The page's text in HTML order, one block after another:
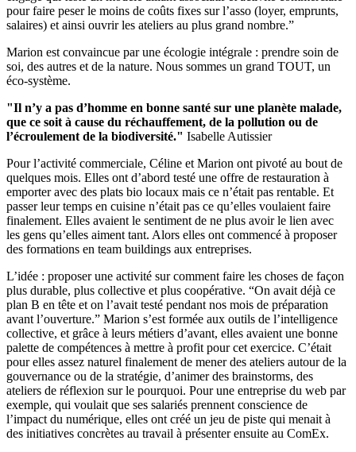
pour faire peser le moins de coûts fixes sur l’asso (loyer, emprunts,
salaires) et ainsi ouvrir les ateliers au plus grand nombre.”
Marion est convaincue par une écologie intégrale : prendre soin de
soi, des autres et de la nature. Nous sommes un grand TOUT, un
éco-système.
"Il n’y a pas d’homme en bonne santé sur une planète malade,
que ce soit à cause du réchauffement, de la pollution ou de
l’écroulement de la biodiversité." Isabelle Autissier
Pour l’activité commerciale, Céline et Marion ont pivoté au bout de
quelques mois. Elles ont d’abord testé une offre de restauration à
emporter avec des plats bio locaux mais ce n’était pas rentable. Et
passer leur temps en cuisine n’était pas ce qu’elles voulaient faire
finalement. Elles avaient le sentiment de ne plus avoir le lien avec
les gens qu’elles aiment tant. Alors elles ont commencé à proposer
des formations en team buildings aux entreprises.
L’idée : proposer une activité sur comment faire les choses de façon
plus durable, plus collective et plus coopérative. “On avait déjà ce
plan B en tête et on l’avait testé pendant nos mois de préparation
avant l’ouverture.” Marion s’est formée aux outils de l’intelligence
collective, et grâce à leurs métiers d’avant, elles avaient une bonne
palette de compétences à mettre à profit pour cet exercice. C’était
pour elles assez naturel finalement de mener des ateliers autour de la
gouvernance ou de la stratégie, d’animer des brainstorms, des
ateliers de réflexion sur le pourquoi. Pour une entreprise du web par
exemple, qui voulait que ses salariés prennent conscience de
l’impact du numérique, elles ont créé un jeu de piste qui menait à
des initiatives concrètes au travail à présenter ensuite au ComEx.